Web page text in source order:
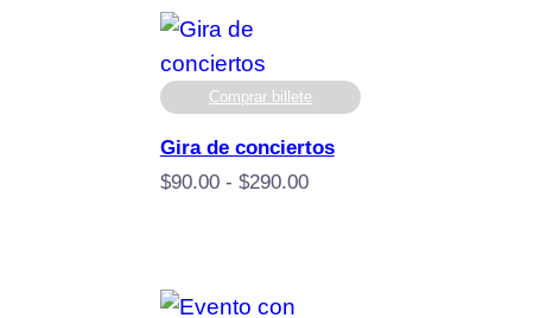
$20.00
hasta
$400.00
Comprar billete
Gira de conciertos
$90.00 - $290.00Rango